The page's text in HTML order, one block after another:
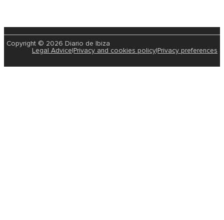
Copyright © 2026 Diario de Ibiza
Legal Advice|Privacy and cookies policy|Privacy preferences